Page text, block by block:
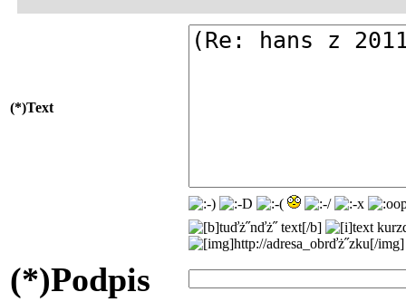
(*)Text
(*)Podpis